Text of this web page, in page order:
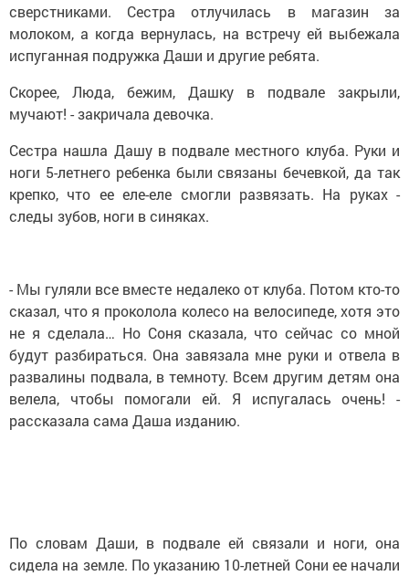
сверстниками. Сестра отлучилась в магазин за
молоком, а когда вернулась, на встречу ей выбежала
испуганная подружка Даши и другие ребята.
Скорее, Люда, бежим, Дашку в подвале закрыли,
мучают! - закричала девочка.
Сестра нашла Дашу в подвале местного клуба. Руки и
ноги 5-летнего ребенка были связаны бечевкой, да так
крепко, что ее еле-еле смогли развязать. На руках -
следы зубов, ноги в синяках.
- Мы гуляли все вместе недалеко от клуба. Потом кто-то
сказал, что я проколола колесо на велосипеде, хотя это
не я сделала… Но Соня сказала, что сейчас со мной
будут разбираться. Она завязала мне руки и отвела в
развалины подвала, в темноту. Всем другим детям она
велела, чтобы помогали ей. Я испугалась очень! -
рассказала сама Даша изданию.
По словам Даши, в подвале ей связали и ноги, она
сидела на земле. По указанию 10-летней Сони ее начали